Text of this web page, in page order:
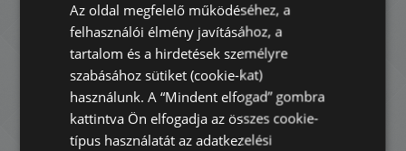
Bérleti díj:350.000 HUF
13. kerület • 1 hálószoba • 44 m 2
HOZZÁADÁS A KEDVENCEKHEZ
FRENCH
Az oldal megfelelő működéséhez, a
felhasználói élmény javításához, a
tartalom és a hirdetések személyre
szabásához sütiket (cookie-kat)
használunk. A “Mindent elfogad” gombra
kattintva Ön elfogadja az összes cookie-
típus használatát az adatkezelési